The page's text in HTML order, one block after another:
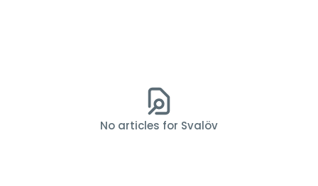
No articles for Svalöv